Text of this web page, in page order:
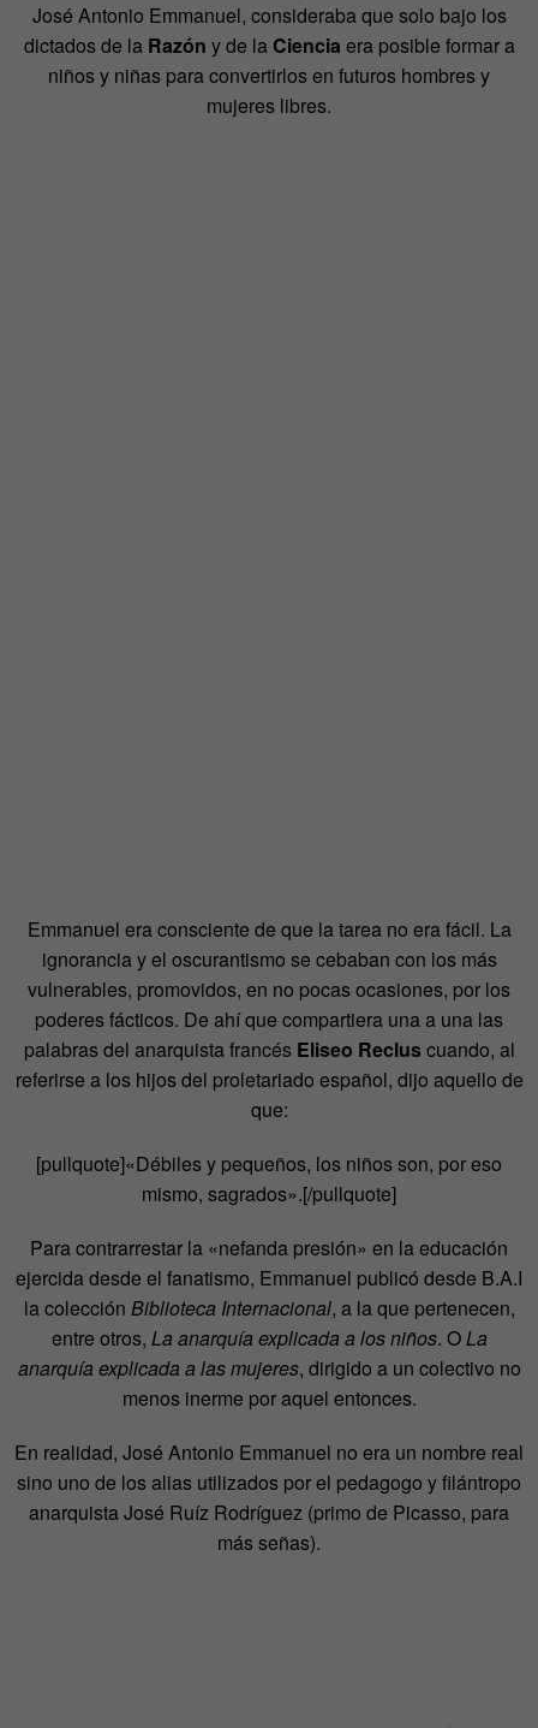
José Antonio Emmanuel, consideraba que solo bajo los
dictados de la Razón y de laCiencia era posible formar a
niños y niñas para convertirlos en futuros hombres y
mujeres libres.
Emmanuel era consciente de que la tarea no era fácil. La
ignorancia y el oscurantismo se cebaban con los más
vulnerables, promovidos, en no pocas ocasiones, por los
poderes fácticos. De ahí que compartiera una a una las
palabras del anarquista francés Eliseo Recluscuando, al
referirse a los hijos del proletariado español, dijo aquello de
que:
[pullquote]«Débiles y pequeños, los niños son, por eso
mismo, sagrados».[/pullquote]
Para contrarrestar la «nefanda presión» en la educación
ejercida desde el fanatismo, Emmanuel publicó desde B.A.I
la colección Biblioteca Internacional, a la que pertenecen,
entre otros, La anarquía explicada a los niños. OLa
anarquía explicada a las mujeres, dirigido a un colectivo no
menos inerme por aquel entonces.
En realidad, José Antonio Emmanuel no era un nombre real
sino uno de los alias utilizados por el pedagogo y filántropo
anarquista José Ruíz Rodríguez (primo de Picasso, para
más señas).